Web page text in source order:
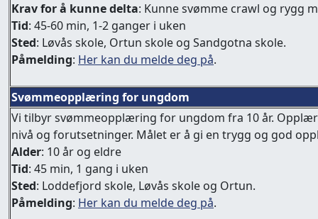
Krav for å kunne delta: Kunne svømme crawl og rygg
Tid: 45-60 min, 1-2 ganger i uken
Sted: Løvås skole, Ortun skole og Sandgotna skole.
Påmelding: Her kan du melde deg på.
Svømmeopplæring for ungdom
Vi tilbyr svømmeopplæring for ungdom fra 10 år.
nivå og forutsetninger. Målet er å gi en trygg og god
Alder: 10 år og eldre
Tid: 45 min, 1 gang i uken
Sted: Loddefjord skole, Løvås skole og Ortun.
Påmelding: Her kan du melde deg på.